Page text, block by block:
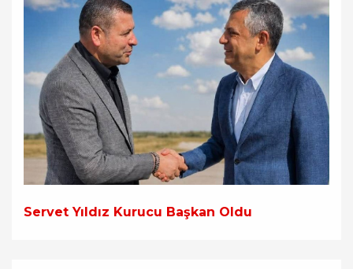
Servet Yıldız Kurucu Başkan Oldu